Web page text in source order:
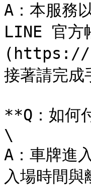
A：本服務
LINE 官
(https://
接著請完
**Q：如何
\
A：車牌進
入場時間